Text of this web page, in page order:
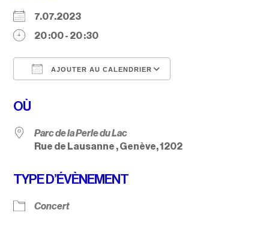
7.07.2023
20 :00 - 20 :30
AJOUTER AU CALENDRIER
OÙ
Parc de la Perle du Lac
Rue de Lausanne , Genève, 1202
TYPE D’ÉVÈNEMENT
Concert